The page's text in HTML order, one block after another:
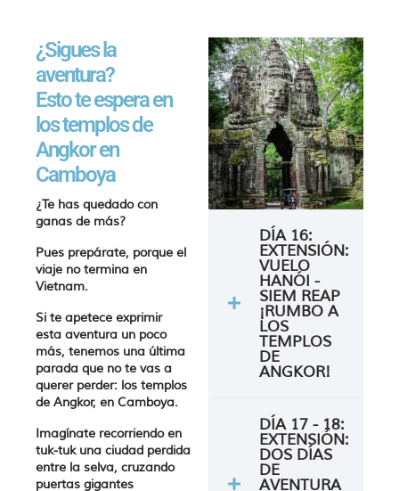
¿Sigues la
aventura?
Esto te espera en
los templos de
Angkor en
Camboya
¿Te has quedado con
ganas de más?
Pues prepárate, porque el
viaje no termina en
Vietnam.
Si te apetece exprimir
esta aventura un poco
más, tenemos una última
parada que no te vas a
querer perder: los templos
de Angkor, en Camboya.
Imagínate recorriendo en
tuk-tuk una ciudad perdida
entre la selva, cruzando
puertas gigantes
DÍA 16:
EXTENSIÓN:
VUELO
HANÓI -
SIEM REAP
¡RUMBO A
LOS
TEMPLOS
DE
ANGKOR!
DÍA 17 - 18:
EXTENSIÓN:
DOS DÍAS
DE
AVENTURA